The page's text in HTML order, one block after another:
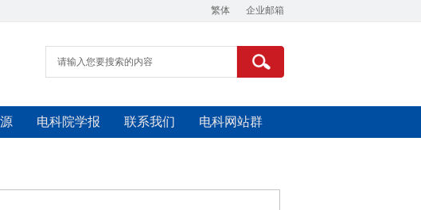
繁体 企业邮箱
电科院学报 联系我们 电科网站群